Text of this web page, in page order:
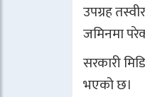
उपग्रह
जमिनमा
सरकारी
भएको छ।